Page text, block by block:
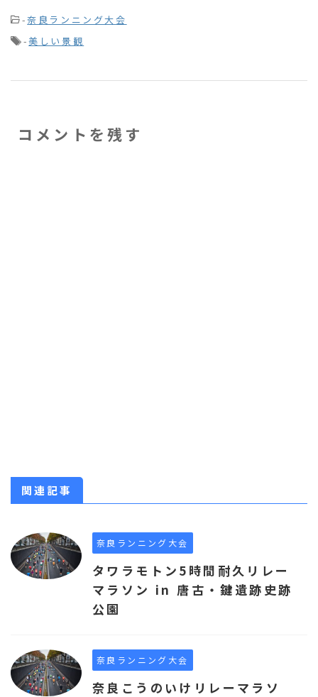
-奈良ランニング大会
-美しい景観
コメントを残す
関連記事
奈良ランニング大会
タワラモトン5時間耐久リレー
マラソン in 唐古・鍵遺跡史跡
公園
奈良ランニング大会
奈良こうのいけリレーマラソ